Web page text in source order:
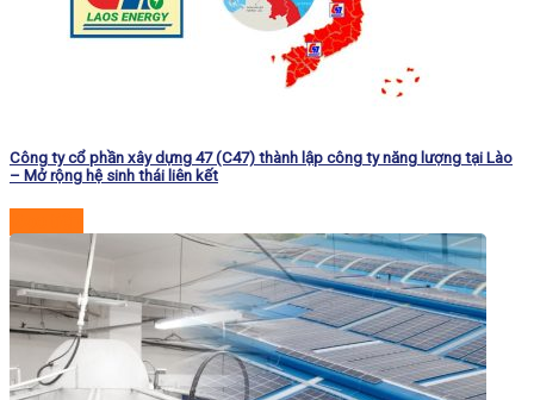
Công ty cổ phần xây dựng 47 (C47) thành lập công ty năng lượng tại Lào
– Mở rộng hệ sinh thái liên kết